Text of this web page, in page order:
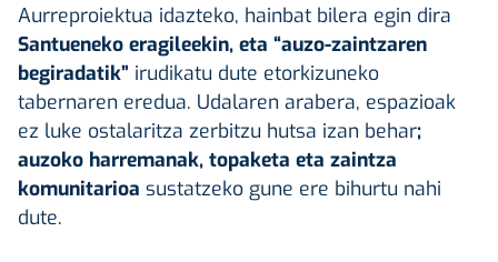
Aurreproiektua idazteko, hainbat bilera egin dira
Santueneko eragileekin, eta “auzo-zaintzaren
begiradatik” irudikatu dute etorkizuneko
tabernaren eredua. Udalaren arabera, espazioak
ez luke ostalaritza zerbitzu hutsa izan behar;
auzoko harremanak, topaketa eta zaintza
komunitarioa sustatzeko gune ere bihurtu nahi
dute.